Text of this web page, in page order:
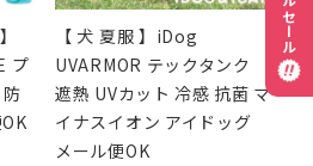
プ
【 犬 夏服 】iDog
UVARMOR テックタンク
遮熱 UVカット 冷感 抗菌 マ
イナスイオン アイドッグ
メール便OK
【
ン
イ